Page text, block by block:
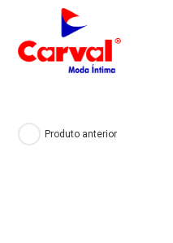
Produto anterior